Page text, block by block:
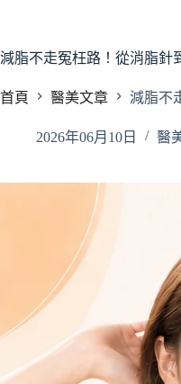
減脂不走冤枉路！從消脂針
首頁 醫美文章 減脂不
2026年06月10日 醫